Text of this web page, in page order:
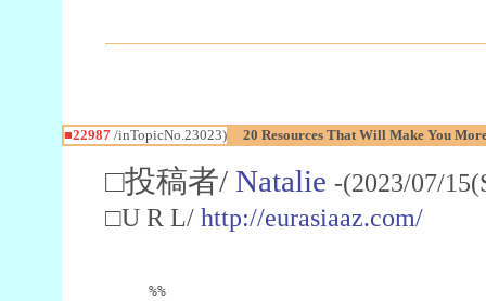
■22987/inTopicNo.23023) 20 Resources That Will Make You
□投稿者/ Natalie -(2023/07/
□U R L/ http://eurasiaaz.com/
%%